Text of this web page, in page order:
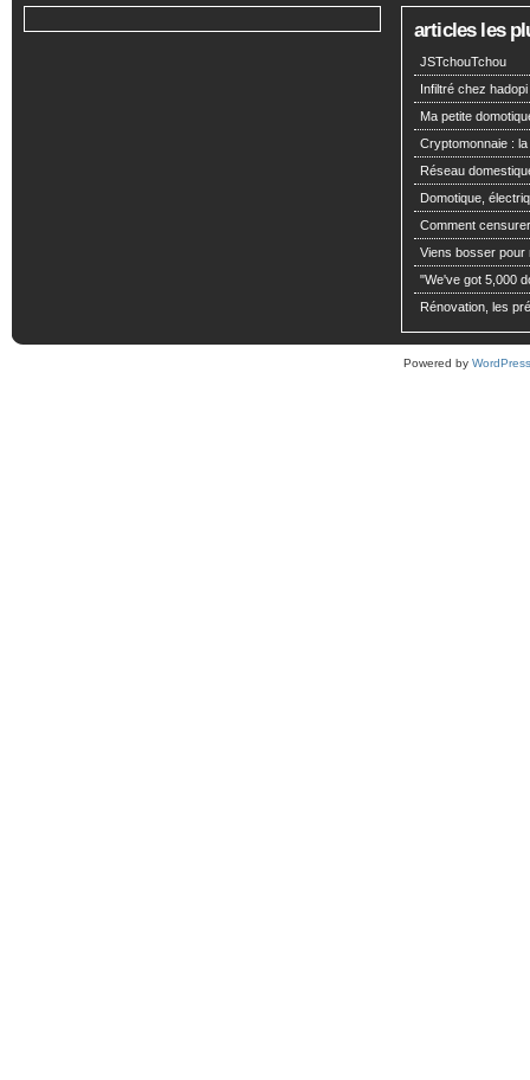
articles les
JSTchouTchou
Infiltré chez hadopi
Ma petite
Cryptomonnaie :
Réseau
Domotique,
Comment
Viens bosser pour
"We've got 5,000
Rénovation, les
Powered by WordPress